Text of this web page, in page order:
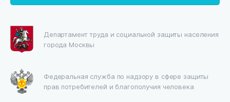
Департамент труда и социальной защиты населения
города Москвы
Федеральная служба по надзору в сфере защиты
прав потребителей и благополучия человека